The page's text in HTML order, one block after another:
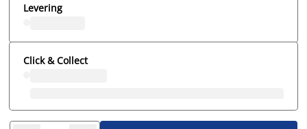
Levering
Click & Collect